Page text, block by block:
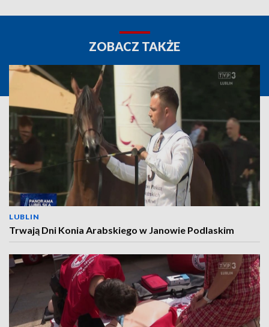
ZOBACZ TAKŻE
LUBLIN
Trwają Dni Konia Arabskiego w Janowie Podlaskim